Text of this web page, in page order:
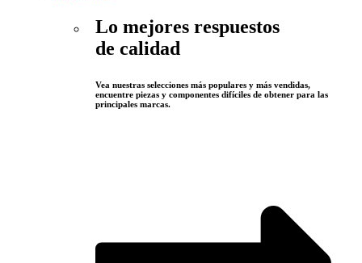
Lo mejores respuestos
de calidad
Vea nuestras selecciones más populares y más vendidas,
encuentre piezas y componentes difíciles de obtener para las
principales marcas.